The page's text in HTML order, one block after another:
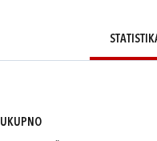
UKUPNO